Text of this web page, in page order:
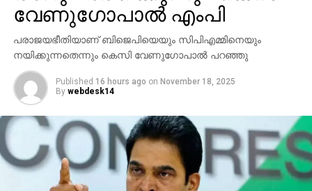
Watch Video:
വേണുഗോപാല്‍ എംപി
പരാജയഭീതിയാണ് ബിജെപിയെയും സിപിഎമ്മിനെയും
നയിക്കുന്നതെന്നും കെസി വേണുഗോപാല്‍ പറഞ്ഞു
Published 16 hours ago on November 18, 2025
By webdesk14